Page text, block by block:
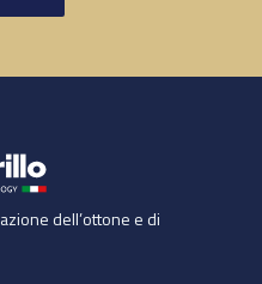
dell’ottone e di